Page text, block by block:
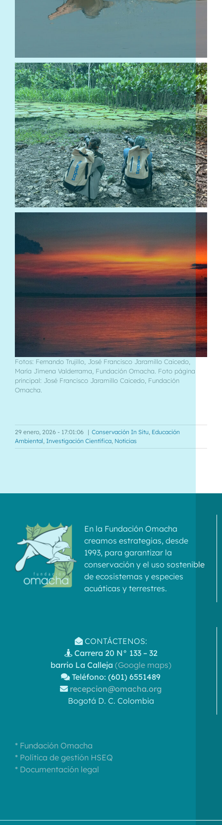
Fotos: Fernando Trujillo, José Francisco Jaramillo Caicedo,
María Jimena Valderrama, Fundación Omacha. Foto página
principal: José Francisco Jaramillo Caicedo, Fundación
Omacha.
29 enero, 2026 - 17:01:06 | Conservación In Situ, Educación
Ambiental, Investigación Científica, Noticias
En la Fundación Omacha
creamos estrategias, desde
1993, para garantizar la
conservación y el uso sostenible
de ecosistemas y especies
acuáticas y terrestres.
CONTÁCTENOS:
Carrera 20 N° 133 – 32
barrio La Calleja (Google maps)
Teléfono: (601) 6551489
recepcion@omacha.org
Bogotá D. C. Colombia
* Fundación Omacha
* Política de gestión HSEQ
* Documentación legal